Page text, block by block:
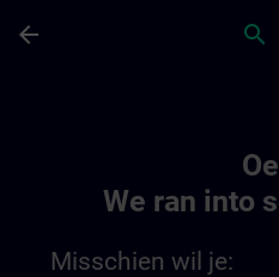
arrow_back search
We ran into
Misschien wil je: